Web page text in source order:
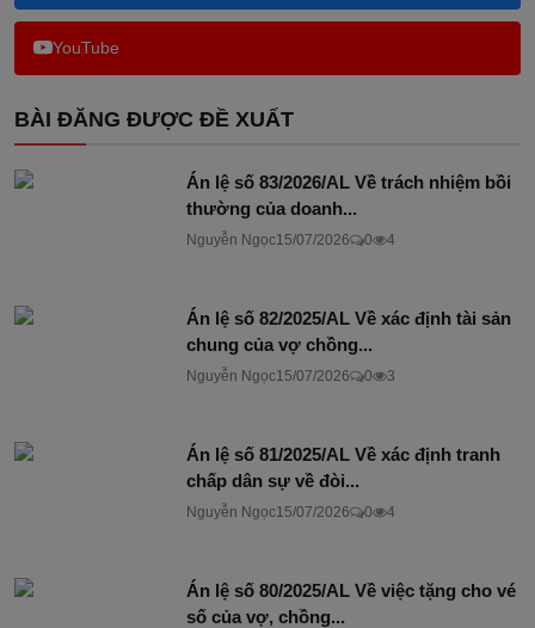
YouTube
BÀI ĐĂNG ĐƯỢC ĐỀ XUẤT
Án lệ số 83/2026/AL Về trách nhiệm bồi
thường của doanh...
Nguyễn Ngọc15/07/2026 0 4
Án lệ số 82/2025/AL Về xác định tài sản
chung của vợ chồng...
Nguyễn Ngọc15/07/2026 0 3
Án lệ số 81/2025/AL Về xác định tranh
chấp dân sự về đòi...
Nguyễn Ngọc15/07/2026 0 4
Án lệ số 80/2025/AL Về việc tặng cho vé
số của vợ, chồng...